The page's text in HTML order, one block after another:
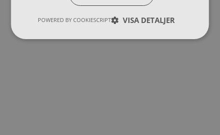
VISA DETALJER
POWERED BY COOKIESCRIPT